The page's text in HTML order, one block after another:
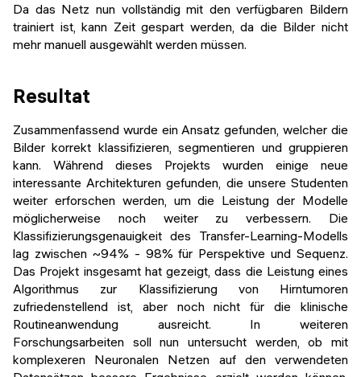
Da das Netz nun vollständig mit den verfügbaren Bildern
trainiert ist, kann Zeit gespart werden, da die Bilder nicht
mehr manuell ausgewählt werden müssen.
Resultat
Zusammenfassend wurde ein Ansatz gefunden, welcher die
Bilder korrekt klassifizieren, segmentieren und gruppieren
kann. Während dieses Projekts wurden einige neue
interessante Architekturen gefunden, die unsere Studenten
weiter erforschen werden, um die Leistung der Modelle
möglicherweise noch weiter zu verbessern. Die
Klassifizierungsgenauigkeit des Transfer-Learning-Modells
lag zwischen ~94% - 98% für Perspektive und Sequenz.
Das Projekt insgesamt hat gezeigt, dass die Leistung eines
Algorithmus zur Klassifizierung von Hirntumoren
zufriedenstellend ist, aber noch nicht für die klinische
Routineanwendung ausreicht. In weiteren
Forschungsarbeiten soll nun untersucht werden, ob mit
komplexeren Neuronalen Netzen auf den verwendeten